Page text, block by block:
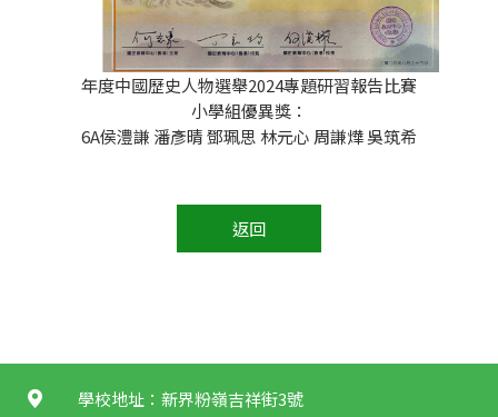
年度中國歷史人物選舉2024專題研習報告比賽
小學組優異獎：
6A侯澧謙 潘彥晴 鄧珮思 林元心 周謙燁 吳筑希
返回
學校地址：新界粉嶺吉祥街3號